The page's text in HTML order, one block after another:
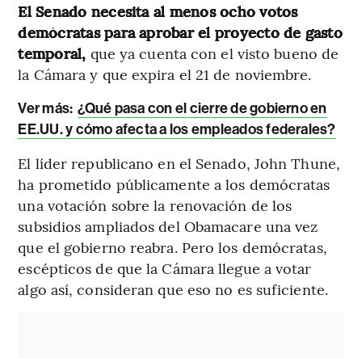
El Senado necesita al menos ocho votos
demócratas para aprobar el proyecto de gasto
temporal, que ya cuenta con el visto bueno de
la Cámara y que expira el 21 de noviembre.
Ver más: ¿Qué pasa con el cierre de gobierno en
EE.UU. y cómo afecta a los empleados federales?
El líder republicano en el Senado, John Thune,
ha prometido públicamente a los demócratas
una votación sobre la renovación de los
subsidios ampliados del Obamacare una vez
que el gobierno reabra. Pero los demócratas,
escépticos de que la Cámara llegue a votar
algo así, consideran que eso no es suficiente.